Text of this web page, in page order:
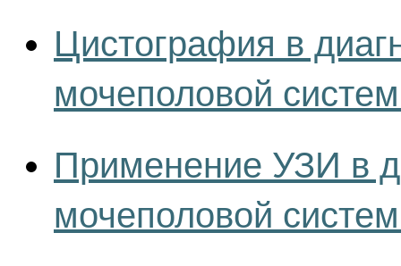
Цистография в
мочеполовой
Применение УЗИ в
мочеполовой